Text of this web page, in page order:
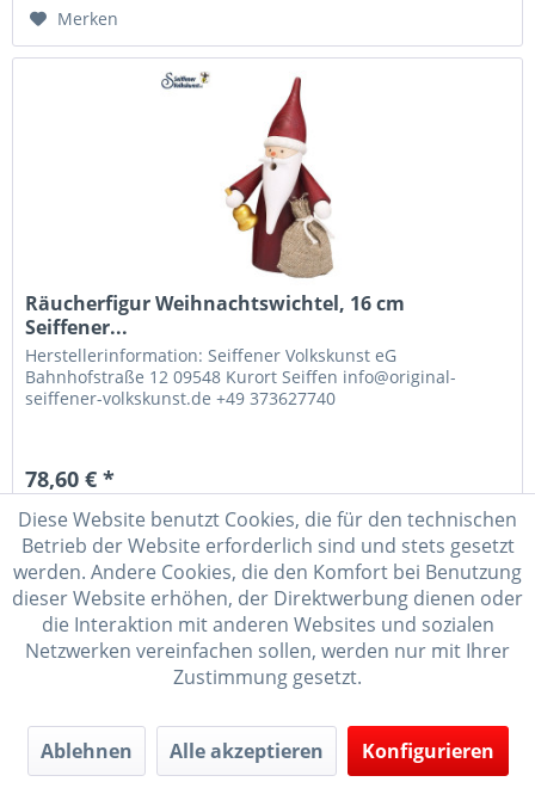
Merken
Räucherfigur Weihnachtswichtel, 16 cm
Seiffener...
Herstellerinformation: Seiffener Volkskunst eG
Bahnhofstraße 12 09548 Kurort Seiffen info@original-
seiffener-volkskunst.de +49 373627740
78,60 € *
Lieferzeit 3-6 Werktage
In den Warenkorb
Merken
Diese Website benutzt Cookies, die für den technischen
Betrieb der Website erforderlich sind und stets gesetzt
werden. Andere Cookies, die den Komfort bei Benutzung
dieser Website erhöhen, der Direktwerbung dienen oder
die Interaktion mit anderen Websites und sozialen
Netzwerken vereinfachen sollen, werden nur mit Ihrer
Zustimmung gesetzt.
Ablehnen Alle akzeptieren Konfigurieren